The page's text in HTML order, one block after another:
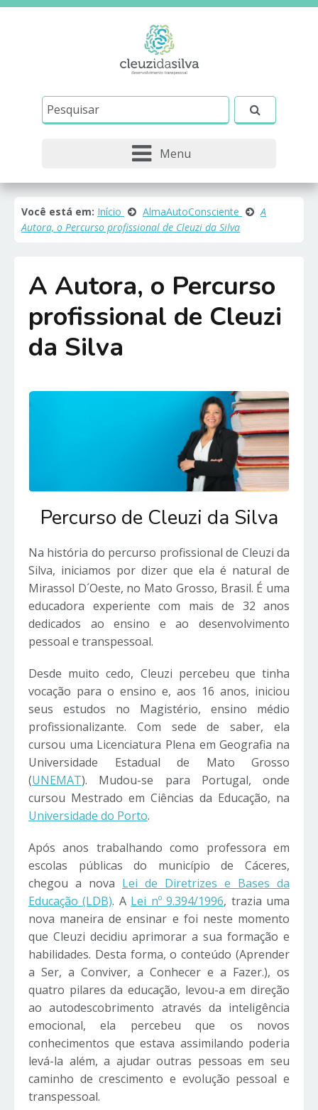
Menu
Você está em: Início AlmaAutoConsciente
A
Autora, o Percurso profissional de Cleuzi da Silva
A Autora, o Percurso
profissional de Cleuzi
da Silva
Percurso de Cleuzi da Silva
Na história do percurso profissional de Cleuzi da
Silva, iniciamos por dizer que ela é natural de
Mirassol D´Oeste, no Mato Grosso, Brasil. É uma
educadora experiente com mais de 32 anos
dedicados ao ensino e ao desenvolvimento
pessoal e transpessoal.
Desde muito cedo, Cleuzi percebeu que tinha
vocação para o ensino e, aos 16 anos, iniciou
seus estudos no Magistério, ensino médio
profissionalizante. Com sede de saber, ela
cursou uma Licenciatura Plena em Geografia na
Universidade Estadual de Mato Grosso
(UNEMAT). Mudou-se para Portugal, onde
cursou Mestrado em Ciências da Educação, na
Universidade do Porto.
Após anos trabalhando como professora em
escolas públicas do município de Cáceres,
chegou a nova Lei de Diretrizes e Bases da
Educação (LDB). A Lei nº 9.394/1996, trazia uma
nova maneira de ensinar e foi neste momento
que Cleuzi decidiu aprimorar a sua formação e
habilidades. Desta forma, o conteúdo (Aprender
a Ser, a Conviver, a Conhecer e a Fazer.), os
quatro pilares da educação, levou-a em direção
ao autodescobrimento através da inteligência
emocional, ela percebeu que os novos
conhecimentos que estava assimilando poderia
levá-la além, a ajudar outras pessoas em seu
caminho de crescimento e evolução pessoal e
transpessoal.
para lembrar e entender como você usa nosso
site, analisar seu uso de nossos produtos e
serviços, ajudar com nossos esforços de
marketing e fornecer conteúdo de terceiros. Leia
Política de Cookies e Privacidade.